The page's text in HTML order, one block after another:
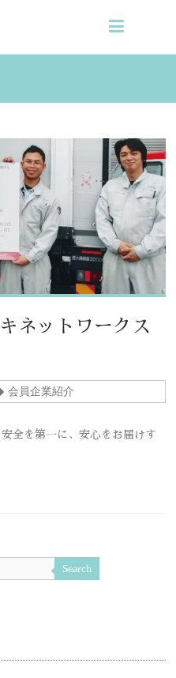
ネットワークス
会員企業紹介
全を第一に、安心をお届けす
Search